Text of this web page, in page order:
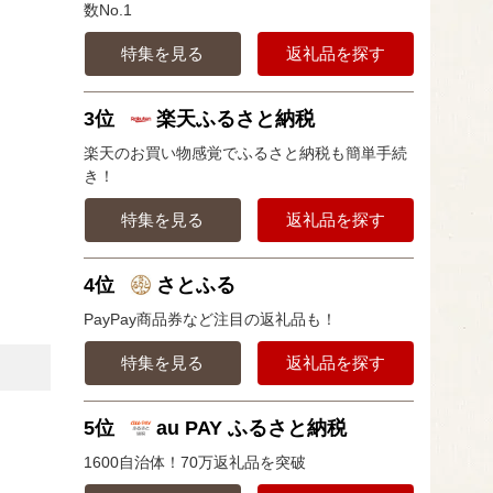
数No.1
特集を見る 返礼品を探す
3位 楽天ふるさと納税
楽天のお買い物感覚でふるさと納税も簡単手続
き！
特集を見る 返礼品を探す
4位 さとふる
PayPay商品券など注目の返礼品も！
特集を見る 返礼品を探す
5位 au PAY ふるさと納税
1600自治体！70万返礼品を突破